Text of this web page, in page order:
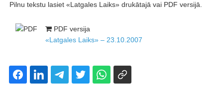
Pilnu tekstu lasiet «Latgales Laiks» drukātajā vai PDF versijā.
PDF versija
«Latgales Laiks» – 23.10.2007